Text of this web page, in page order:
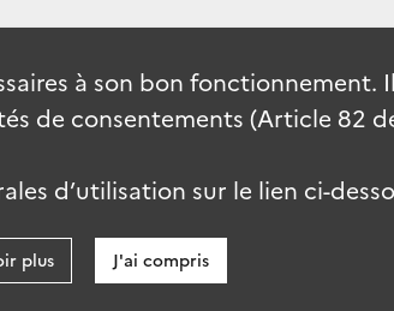
à son bon fonctionnement.
de consentements (Article 82
d’utilisation sur le lien ci-
plus J'ai compris